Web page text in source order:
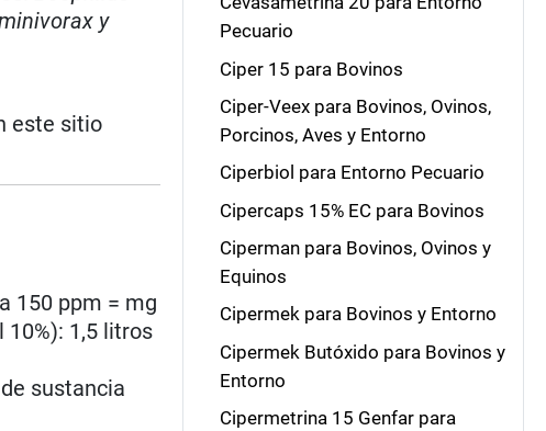
y
este sitio
150 ppm = mg
10%): 1,5 litros
sustancia
Pecuario
Ciper 15 para Bovinos
Ciper-Veex para Bovinos, Ovinos,
Porcinos, Aves y Entorno
Ciperbiol para Entorno Pecuario
Cipercaps 15% EC para Bovinos
Ciperman para Bovinos, Ovinos y
Equinos
Cipermek para Bovinos y Entorno
Cipermek Butóxido para Bovinos y
Entorno
Cipermetrina 15 Genfar para